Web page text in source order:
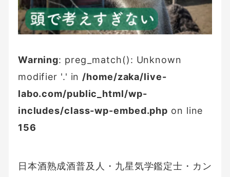
Warning: preg_match(): Unknown
modifier '.' in /home/zaka/live-
labo.com/public_html/wp-
includes/class-wp-embed.php on line
156
日本酒熟成酒普及人・九星気学鑑定士・カン